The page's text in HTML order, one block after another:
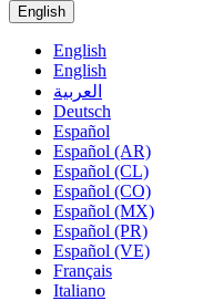
English
English
English
العربية
Deutsch
Español
Español (AR)
Español (CL)
Español (CO)
Español (MX)
Español (PR)
Español (VE)
Français
Italiano